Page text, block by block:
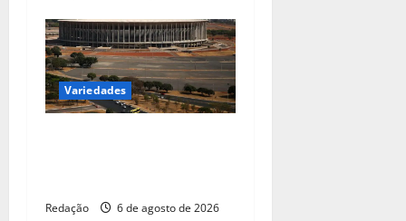
Variedades
Redação 6 de agosto de 2026